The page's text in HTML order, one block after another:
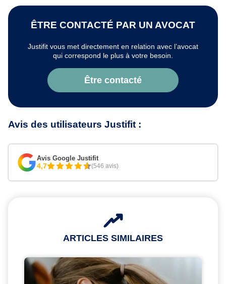
ÊTRE CONTACTÉ PAR UN AVOCAT
Justifit vous met directement en relation avec l’avocat
qui correspond le plus à votre besoin.
Être contacté
Avis des utilisateurs Justifit :
Avis Google Justifit
4,7 (546 avis)
ARTICLES SIMILAIRES